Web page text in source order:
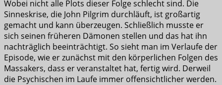
Wobei nicht alle Plots dieser Folge schlecht sind. Die
Sinneskrise, die John Pilgrim durchläuft, ist großartig
gemacht und kann überzeugen. Schließlich musste er
sich seinen früheren Dämonen stellen und das hat ihn
nachträglich beeinträchtigt. So sieht man im Verlaufe der
Episode, wie er zunächst mit den körperlichen Folgen des
Massakers, dass er veranstaltet hat, fertig wird. Derweil
die Psychischen im Laufe immer offensichtlicher werden.